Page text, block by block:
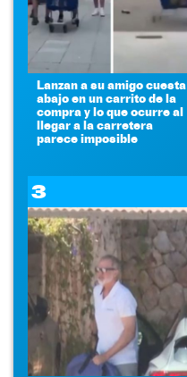
Lanzan a su amigo cuesta
abajo en un carrito de la
compra y lo que ocurre al
llegar a la carretera
parece imposible
3